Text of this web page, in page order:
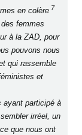
en colère 7
femmes
à la ZAD, pour
pouvons nous
qui rassemble
et
ayant participé à
irréel, un
que nous ont